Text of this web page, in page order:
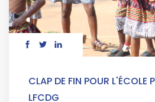
CLAP DE FIN POUR L'ÉCOLE
LFCDG